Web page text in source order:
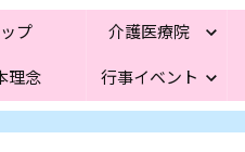
プ 介護医療院
理念 行事イベント